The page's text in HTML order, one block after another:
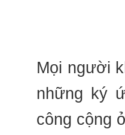
Mọi người
những ký
công cộng